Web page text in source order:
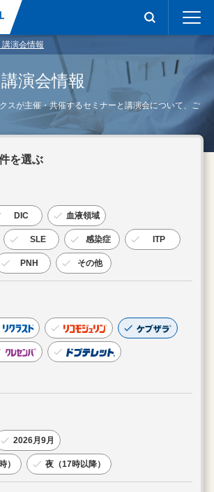
演会情報
演会情報
スが主催・共催するセミナーと講演会について、ご
を選ぶ
DIC 血液領域
SLE 感染症 ITP
PNH その他
2026月9月
） 夜（17時以降）